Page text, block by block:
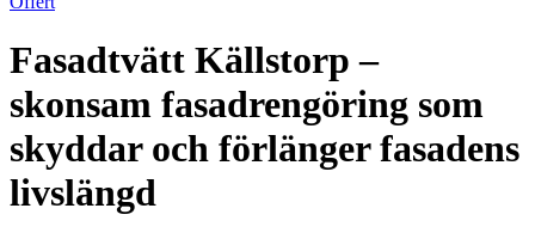
Fasadtvätt Källstorp –
skonsam fasadrengöring som
skyddar och förlänger fasadens
livslängd